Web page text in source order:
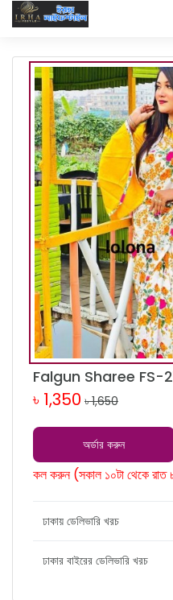
Falgun Sharee FS-
৳ 1,350 ৳ 1,650
অর্ডার করুন
কল করুন (সকাল ১০টা থেকে রাত
ঢাকায় ডেলিভারি খরচ
ঢাকার বাইরের ডেলিভারি খরচ